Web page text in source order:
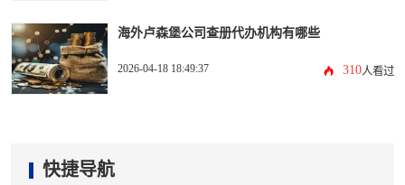
海外卢森堡公司查册代办机构有哪些
2026-04-18 18:49:37 310人看过
快捷导航